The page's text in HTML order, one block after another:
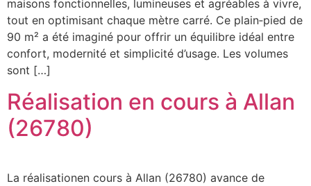
maisons fonctionnelles, lumineuses et agréables à vivre,
tout en optimisant chaque mètre carré. Ce plain‑pied de
90 m² a été imaginé pour offrir un équilibre idéal entre
confort, modernité et simplicité d’usage. Les volumes
sont […]
Réalisation en cours à Allan
(26780)
La réalisationen cours à Allan (26780) avance de